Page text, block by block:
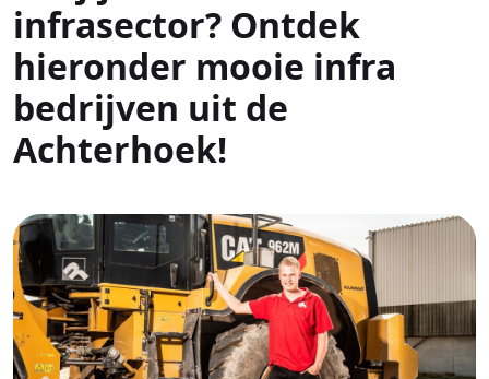
infrasector? Ontdek
hieronder mooie infra
bedrijven uit de
Achterhoek!